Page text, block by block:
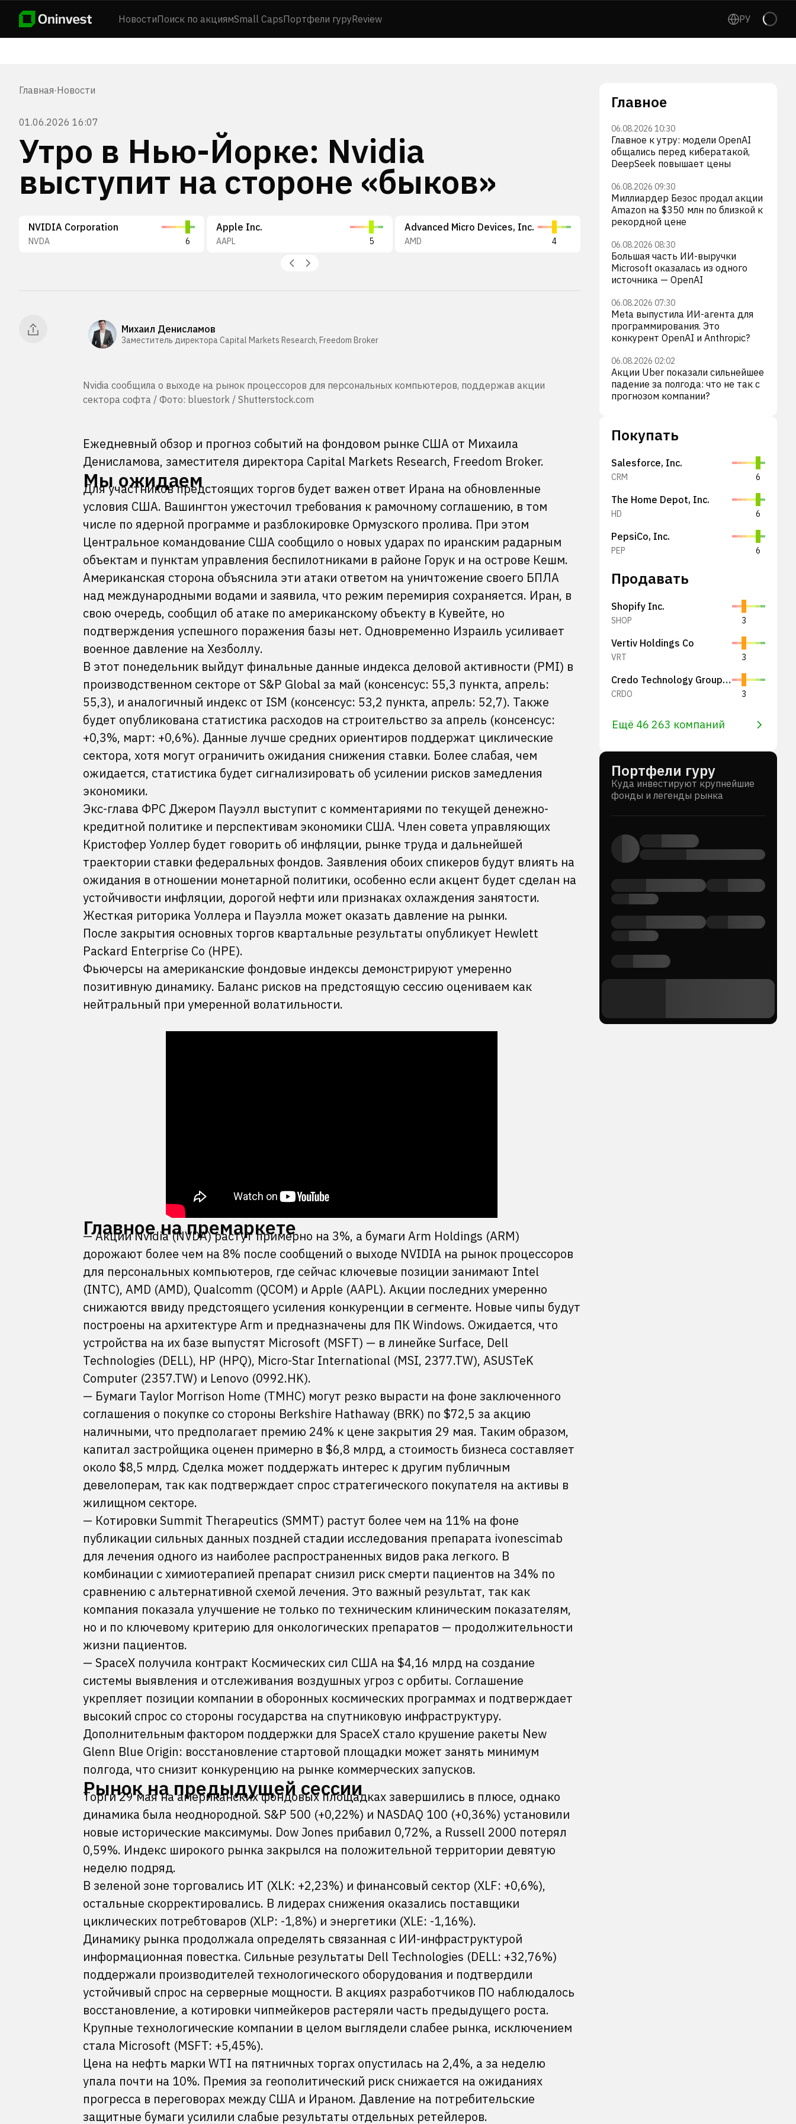
НовостиПоиск по акциямSmall CapsПортфели гуруReview РУ
Главная·Новости
01.06.2026 16:07
Утро в Нью-Йорке: Nvidia
выступит на стороне «быков»
NVIDIA Corporation
NVDA 6
Apple Inc.
AAPL 5
Advanced Micro Devices, Inc.
AMD 4
Intel Corporation
Михаил Денисламов
Заместитель директора Capital Markets Research, Freedom Broker
Nvidia сообщила о выходе на рынок процессоров для персональных компьютеров, поддержав акции
сектора софта / Фото: bluestork / Shutterstock.com
Ежедневный обзор и прогноз событий на фондовом рынке США от Михаила
Денисламова, заместителя директора Capital Markets Research, Freedom Broker.
Мы ожидаем
Для участников предстоящих торгов будет важен ответ Ирана на обновленные
условия США. Вашингтон ужесточил требования к рамочному соглашению, в том
числе по ядерной программе и разблокировке Ормузского пролива. При этом
Центральное командование США сообщило о новых ударах по иранским радарным
объектам и пунктам управления беспилотниками в районе Горук и на острове Кешм.
Американская сторона объяснила эти атаки ответом на уничтожение своего БПЛА
над международными водами и заявила, что режим перемирия сохраняется. Иран, в
свою очередь, сообщил об атаке по американскому объекту в Кувейте, но
подтверждения успешного поражения базы нет. Одновременно Израиль усиливает
военное давление на Хезболлу.
В этот понедельник выйдут финальные данные индекса деловой активности (PMI) в
производственном секторе от S&P Global за май (консенсус: 55,3 пункта, апрель:
55,3), и аналогичный индекс от ISM (консенсус: 53,2 пункта, апрель: 52,7). Также
будет опубликована статистика расходов на строительство за апрель (консенсус:
+0,3%, март: +0,6%). Данные лучше средних ориентиров поддержат циклические
сектора, хотя могут ограничить ожидания снижения ставки. Более слабая, чем
ожидается, статистика будет сигнализировать об усилении рисков замедления
экономики.
Экс-глава ФРС Джером Пауэлл выступит с комментариями по текущей денежно-
кредитной политике и перспективам экономики США. Член совета управляющих
Кристофер Уоллер будет говорить об инфляции, рынке труда и дальнейшей
траектории ставки федеральных фондов. Заявления обоих спикеров будут влиять на
ожидания в отношении монетарной политики, особенно если акцент будет сделан на
устойчивости инфляции, дорогой нефти или признаках охлаждения занятости.
Жесткая риторика Уоллера и Пауэлла может оказать давление на рынки.
После закрытия основных торгов квартальные результаты опубликует Hewlett
Packard Enterprise Co (HPE).
Фьючерсы на американские фондовые индексы демонстрируют умеренно
позитивную динамику. Баланс рисков на предстоящую сессию оцениваем как
нейтральный при умеренной волатильности.
Главное на премаркете
— Акции Nvidia (NVDA) растут примерно на 3%, а бумаги Arm Holdings (ARM)
дорожают более чем на 8% после сообщений о выходе NVIDIA на рынок процессоров
для персональных компьютеров, где сейчас ключевые позиции занимают Intel
(INTC), AMD (AMD), Qualcomm (QCOM) и Apple (AAPL). Акции последних умеренно
снижаются ввиду предстоящего усиления конкуренции в сегменте. Новые чипы будут
построены на архитектуре Arm и предназначены для ПК Windows. Ожидается, что
устройства на их базе выпустят Microsoft (MSFT) — в линейке Surface, Dell
Technologies (DELL), HP (HPQ), Micro-Star International (MSI, 2377.TW), ASUSTeK
Computer (2357.TW) и Lenovo (0992.HK).
— Бумаги Taylor Morrison Home (TMHC) могут резко вырасти на фоне заключенного
соглашения о покупке со стороны Berkshire Hathaway (BRK) по $72,5 за акцию
наличными, что предполагает премию 24% к цене закрытия 29 мая. Таким образом,
капитал застройщика оценен примерно в $6,8 млрд, а стоимость бизнеса составляет
около $8,5 млрд. Сделка может поддержать интерес к другим публичным
девелоперам, так как подтверждает спрос стратегического покупателя на активы в
жилищном секторе.
— Котировки Summit Therapeutics (SMMT) растут более чем на 11% на фоне
публикации сильных данных поздней стадии исследования препарата ivonescimab
для лечения одного из наиболее распространенных видов рака легкого. В
комбинации с химиотерапией препарат снизил риск смерти пациентов на 34% по
сравнению с альтернативной схемой лечения. Это важный результат, так как
компания показала улучшение не только по техническим клиническим показателям,
но и по ключевому критерию для онкологических препаратов — продолжительности
жизни пациентов.
— SpaceX получила контракт Космических сил США на $4,16 млрд на создание
системы выявления и отслеживания воздушных угроз с орбиты. Соглашение
укрепляет позиции компании в оборонных космических программах и подтверждает
высокий спрос со стороны государства на спутниковую инфраструктуру.
Дополнительным фактором поддержки для SpaceX стало крушение ракеты New
Glenn Blue Origin: восстановление стартовой площадки может занять минимум
полгода, что снизит конкуренцию на рынке коммерческих запусков.
Рынок на предыдущей сессии
Торги 29 мая на американских фондовых площадках завершились в плюсе, однако
динамика была неоднородной. S&P 500 (+0,22%) и NASDAQ 100 (+0,36%) установили
новые исторические максимумы. Dow Jones прибавил 0,72%, а Russell 2000 потерял
0,59%. Индекс широкого рынка закрылся на положительной территории девятую
неделю подряд.
В зеленой зоне торговались ИТ (XLK: +2,23%) и финансовый сектор (XLF: +0,6%),
остальные скорректировались. В лидерах снижения оказались поставщики
циклических потребтоваров (XLP: -1,8%) и энергетики (XLE: -1,16%).
Динамику рынка продолжала определять связанная с ИИ-инфраструктурой
информационная повестка. Сильные результаты Dell Technologies (DELL: +32,76%)
поддержали производителей технологического оборудования и подтвердили
устойчивый спрос на серверные мощности. В акциях разработчиков ПО наблюдалось
восстановление, а котировки чипмейкеров растеряли часть предыдущего роста.
Крупные технологические компании в целом выглядели слабее рынка, исключением
стала Microsoft (MSFT: +5,45%).
Цена на нефть марки WTI на пятничных торгах опустилась на 2,4%, а за неделю
упала почти на 10%. Премия за геополитический риск снижается на ожиданиях
прогресса в переговорах между США и Ираном. Давление на потребительские
защитные бумаги усилили слабые результаты отдельных ретейлеров.
Главное
06.08.2026 10:30
Главное к утру: модели OpenAI
общались перед кибератакой,
DeepSeek повышает цены
06.08.2026 09:30
Миллиардер Безос продал акции
Amazon на $350 млн по близкой к
рекордной цене
06.08.2026 08:30
Большая часть ИИ-выручки
Microsoft оказалась из одного
источника — OpenAI
06.08.2026 07:30
Meta выпустила ИИ-агента для
программирования. Это
конкурент OpenAI и Anthropic?
06.08.2026 02:02
Акции Uber показали сильнейшее
падение за полгода: что не так с
прогнозом компании?
Покупать
Salesforce, Inc.
CRM 6
The Home Depot, Inc.
HD 6
PepsiCo, Inc.
PEP 6
Продавать
Shopify Inc.
SHOP 3
Vertiv Holdings Co
VRT 3
Credo Technology Group Holding Ltd
CRDO 3
Ещё 46 263 компаний
Портфели гуру
Куда инвестируют крупнейшие
фонды и легенды рынка